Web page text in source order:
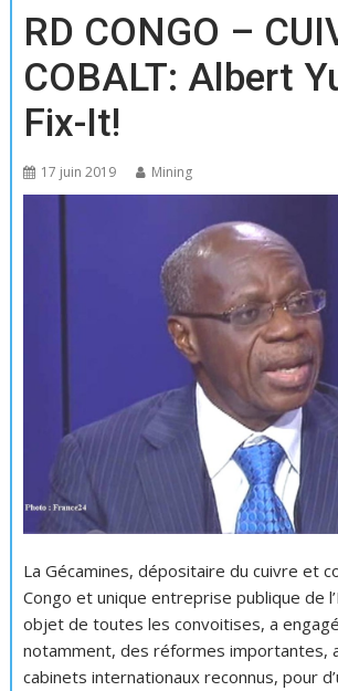
RD CONGO –
COBALT: Albert
Fix-It!
17 juin 2019 Mining
La Gécamines, dépositaire du cuivre et
Congo et unique entreprise publique de
objet de toutes les convoitises, a
notamment, des réformes importantes,
cabinets internationaux reconnus, pour